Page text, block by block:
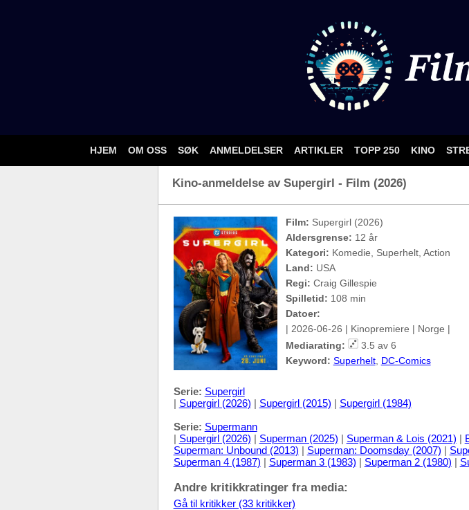
HJEM OM OSS SØK ANMELDELSER ARTIKLER TOPP 250 KINO
Kino-anmeldelse av Supergirl - Film (2026)
Film: Supergirl (2026)
Aldersgrense: 12 år
Kategori: Komedie, Superhelt, Action
Land: USA
Regi: Craig Gillespie
Spilletid: 108 min
Datoer:
| 2026-06-26 | Kinopremiere | Norge |
Mediarating:
3.5 av 6
Keyword: Superhelt, DC-Comics
Serie: Supergirl
| Supergirl (2026) | Supergirl (2015) | Supergirl (1984)
Serie: Supermann
| Supergirl (2026) | Superman (2025) | Superman & Lois (2021) |
Superman: Unbound (2013) | Superman: Doomsday (2007) |
Superman 4 (1987) | Superman 3 (1983) | Superman 2 (1980) |
Andre kritikkratinger fra media:
Gå til kritikker (33 kritikker)